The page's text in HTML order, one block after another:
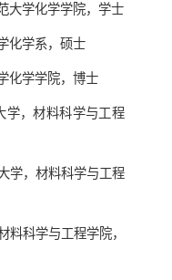
大学化学学院，学士
化学系，硕士
化学学院，博士
学，材料科学与工程
学，材料科学与工程
料科学与工程学院，